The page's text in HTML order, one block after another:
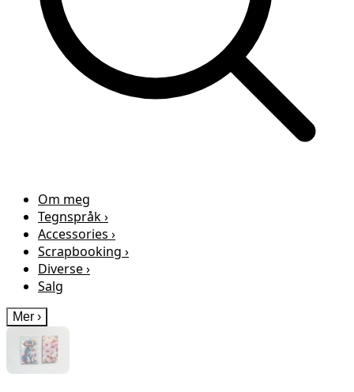
Om meg
Tegnspråk›
Accessories ›
Scrapbooking ›
Diverse›
Salg
Mer ›